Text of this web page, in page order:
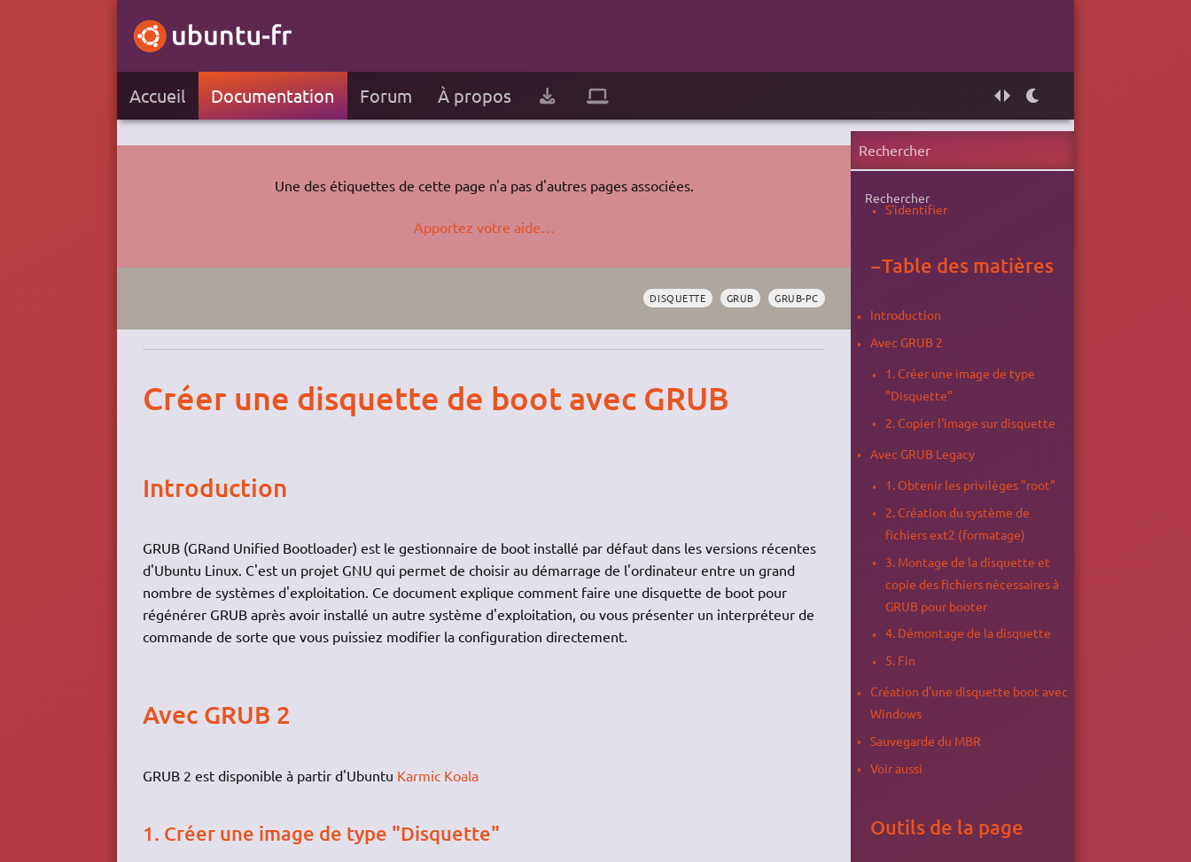
Accueil Documentation Forum À propos
Une des étiquettes de cette page n'a pas d'autres pages associées.
Apportez votre aide…
DISQUETTE GRUB GRUB-PC
Créer une disquette de boot avec GRUB
Introduction
GRUB (GRand Unified Bootloader) est le gestionnaire de boot installé par défaut dans les versions récentes
d'Ubuntu Linux. C'est un projet GNU qui permet de choisir au démarrage de l'ordinateur entre un grand
nombre de systèmes d'exploitation. Ce document explique comment faire une disquette de boot pour
régénérer GRUB après avoir installé un autre système d'exploitation, ou vous présenter un interpréteur de
commande de sorte que vous puissiez modifier la configuration directement.
Avec GRUB 2
GRUB 2 est disponible à partir d'Ubuntu Karmic Koala
1. Créer une image de type "Disquette"
Rechercher
S'identifier
−Table des matières
Introduction
Avec GRUB 2
1. Créer une image de type
"Disquette"
2. Copier l'image sur disquette
Avec GRUB Legacy
1. Obtenir les privilèges "root"
2. Création du système de
fichiers ext2 (formatage)
3. Montage de la disquette et
copie des fichiers nécessaires à
GRUB pour booter
4. Démontage de la disquette
5. Fin
Création d'une disquette boot avec
Windows
Sauvegarde du MBR
Voir aussi
Outils de la page